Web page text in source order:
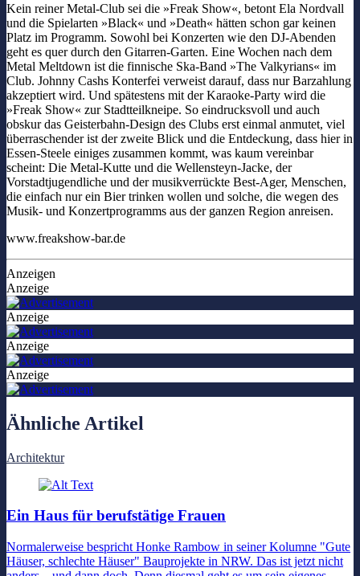
Kein reiner Metal-Club sei die »Freak Show«, betont Ela Nordvall
und die Spielarten »Black« und »Death« hätten schon gar keinen
Platz im Programm. Sowohl bei Konzerten wie den DJ-Abenden
geht es quer durch den Gitarren-Garten. Eine Wochen nach dem
Metal Meltdown ist die finnische Ska-Band »The Valkyrians« im
Club. Johnny Cashs Konterfei verweist darauf, dass nur Barzahlung
akzeptiert wird. Und spätestens mit der Karaoke-Party wird die
»Freak Show« zur Stadtteilkneipe. So eindrucksvoll und auch
obskur das Geisterbahn-Design des Clubs erst einmal anmutet, viel
überraschender ist der zweite Blick und die Entdeckung, dass hier in
Essen-Steele einiges zusammen kommt, was kaum vereinbar
scheint: Die Metal-Kutte und die Wellensteyn-Jacke, der
Vorstadtjugendliche und der musikverrückte Best-Ager, Menschen,
die einfach nur ein Bier trinken wollen und solche, die wegen des
Musik- und Konzertprogramms aus der ganzen Region anreisen.
www.freakshow-bar.de
Anzeigen
Anzeige
Anzeige
Anzeige
Anzeige
Ähnliche Artikel
Architektur
Ein Haus für berufstätige Frauen
Normalerweise bespricht Honke Rambow in seiner Kolumne "Gute
Häuser, schlechte Häuser" Bauprojekte in NRW. Das ist jetzt nicht